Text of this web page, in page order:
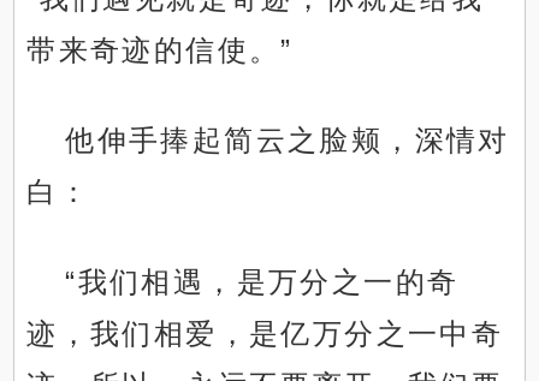
带来奇迹的信使。”
他伸手捧起简云之脸颊，深情对
白：
“我们相遇，是万分之一的奇
迹，我们相爱，是亿万分之一中奇